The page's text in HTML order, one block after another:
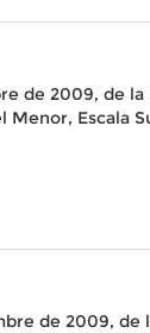
de 2009, de
Menor, Escala
de 2009,